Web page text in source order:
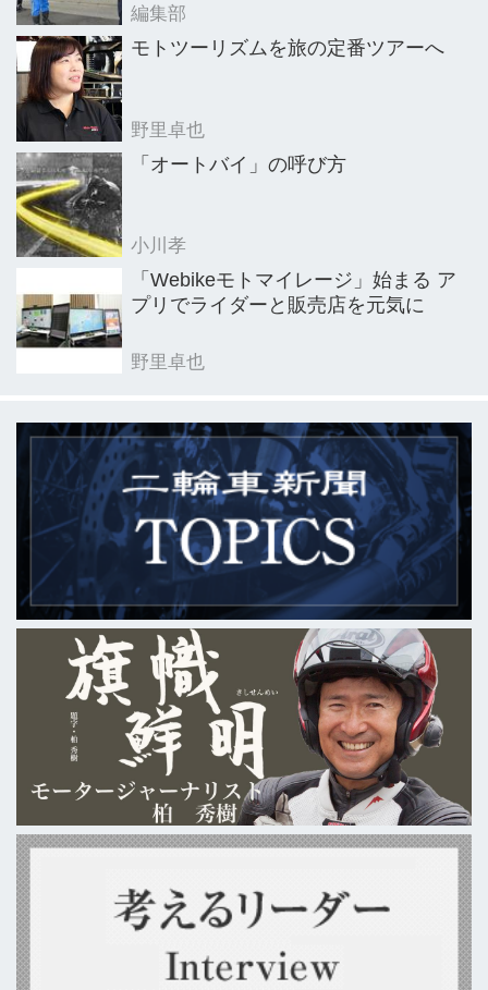
の後任に倉石誠司氏（本田技研工業取
締役会長）が選任された。 新会長は
だくことは大変光栄なことである。同
時に大...
編集部
モトツーリズムを旅の定番ツアーへ
野里卓也
「オートバイ」の呼び方
小川孝
「Webikeモトマイレージ」始まる ア
プリでライダーと販売店を元気に
野里卓也